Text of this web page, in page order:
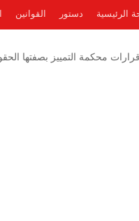
الرئيسية دستور القوانين
قرارات محكمة التمييز بصفتها